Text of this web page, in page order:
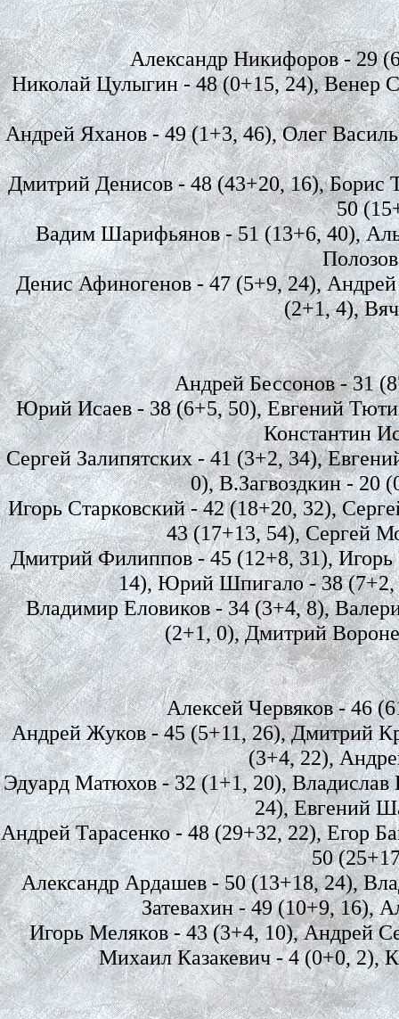
Александр Никифоров - 29
Николай Цулыгин - 48 (0+15, 24), Венер
Андрей Яханов - 49 (1+3, 46), Олег
Дмитрий Денисов - 48 (43+20, 16), Борис
50
Вадим Шарифьянов - 51 (13+6, 40),
Денис Афиногенов - 47 (5+9, 24),
(2+1, 4),
Андрей Бессонов - 31
Юрий Исаев - 38 (6+5, 50), Евгений
Константин
Сергей Залипятских - 41 (3+2, 34),
0), В.Загвоздкин - 20
Игорь Старковский - 42 (18+20, 32),
43 (17+13, 54), Сергей
Дмитрий Филиппов - 45 (12+8, 31),
14), Юрий Шпигало - 38 (7+2,
Владимир Еловиков - 34 (3+4, 8),
(2+1, 0), Дмитрий
Алексей Червяков - 46
Андрей Жуков - 45 (5+11, 26), Дмитрий
(3+4, 22),
Эдуард Матюхов - 32 (1+1, 20),
24), Евгений
Андрей Тарасенко - 48 (29+32, 22), Егор
50
Александр Ардашев - 50 (13+18, 24),
Затевахин - 49 (10+9, 16),
Игорь Меляков - 43 (3+4, 10), Андрей
Михаил Казакевич - 4 (0+0, 2),